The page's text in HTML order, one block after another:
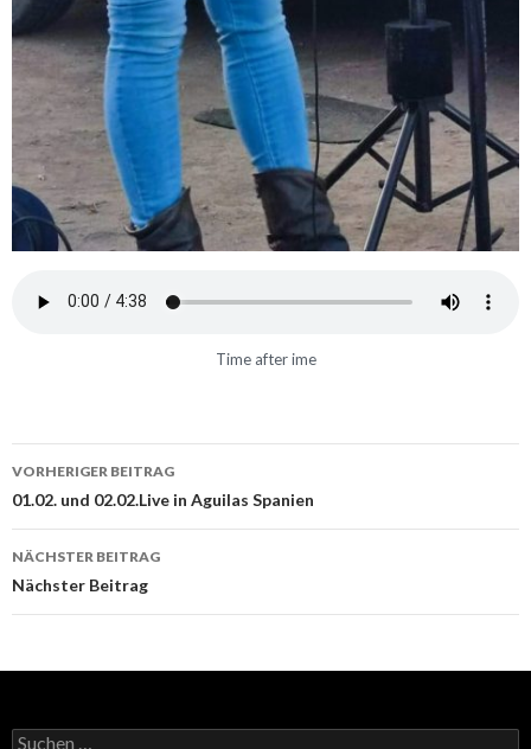
Time after ime
Beitrags-
Navigation
VORHERIGER BEITRAG
01.02. und 02.02.Live in Aguilas Spanien
NÄCHSTER BEITRAG
Nächster Beitrag
Suchen